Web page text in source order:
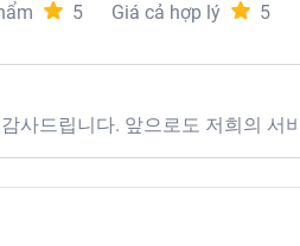
5 Giá cả hợp lý 5
사드립니다. 앞으로도 저희의 서